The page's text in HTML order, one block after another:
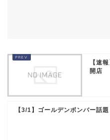
【速
開店
【3/1】ゴールデンボンバー話